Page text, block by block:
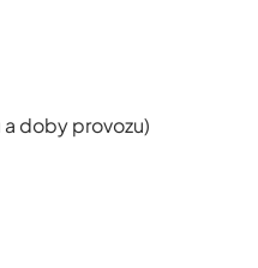
doby provozu)